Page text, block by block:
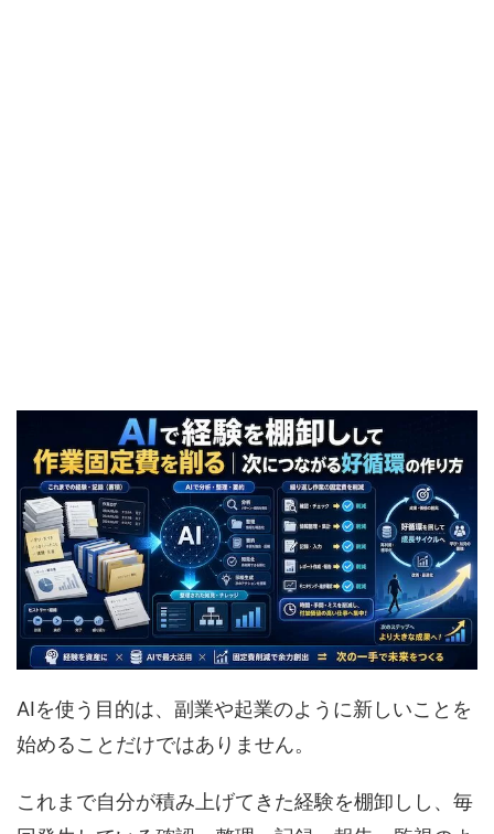
AIを使う目的は、副業や起業のように新しいことを
始めることだけではありません。
これまで自分が積み上げてきた経験を棚卸しし、毎